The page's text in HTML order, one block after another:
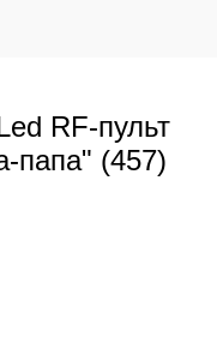
RF-пульт
папа" (457)